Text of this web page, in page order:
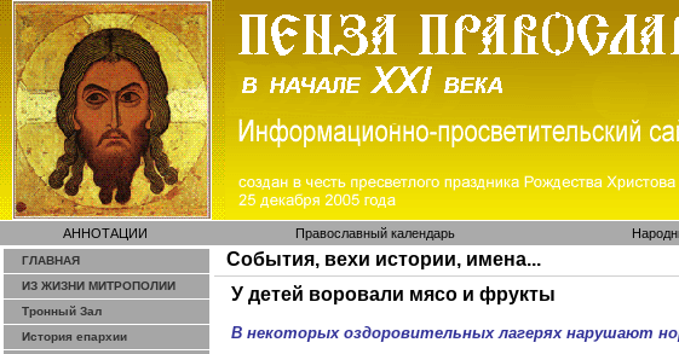
АННОТАЦИИ Православный календарь
ГЛАВНАЯ
ИЗ ЖИЗНИ МИТРОПОЛИИ
Тронный Зал
История епархии
События, вехи истории, имена...
У детей воровали мясо и фрукты
В некоторых оздоровительных лагерях нарушают